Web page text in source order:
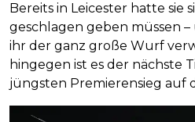
Bereits in Leicester hatte sie
geschlagen geben müssen
ihr der ganz große Wurf
hingegen ist es der nächste
jüngsten Premierensieg auf